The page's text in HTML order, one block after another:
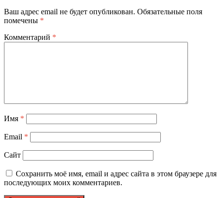
Ваш адрес email не будет опубликован. Обязательные поля
помечены *
Комментарий *
Имя *
Email *
Сайт
Сохранить моё имя, email и адрес сайта в этом браузере для
последующих моих комментариев.